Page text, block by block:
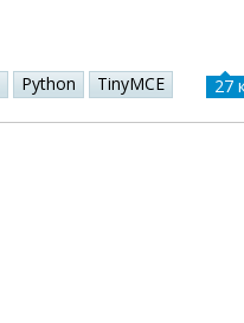
Python TinyMCE 27